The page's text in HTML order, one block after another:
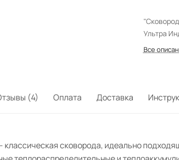
Ультра
Все
(4) Оплата Доставка
сковорода, идеально